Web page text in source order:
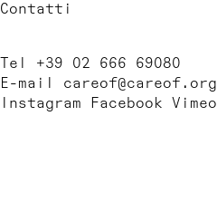
Contatti
Tel +39 02 666 69080
E-mail careof@careof.org
Instagram
Facebook Vimeo